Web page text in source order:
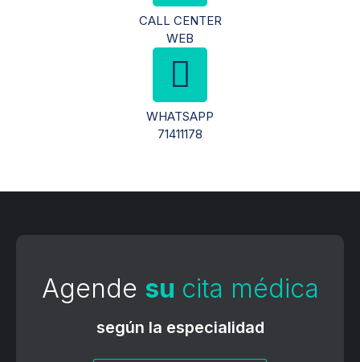
CALL CENTER
WEB
WHATSAPP
71411178
Agende su cita médica
según la especialidad